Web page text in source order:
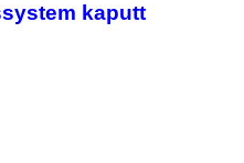
kaputt